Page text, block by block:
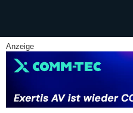
Anzeige